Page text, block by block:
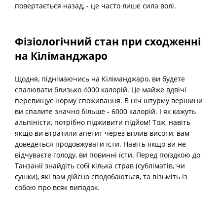
повертається назад, - це часто лише сила волі.
Фізіологічний стан при сходженні
на Кіліманджаро
Щодня, піднімаючись на Кіліманджаро, ви будете
спалювати близько 4000 калорій. Це майже вдвічі
перевищує норму споживання. В ніч штурму вершини
ви спалите значно більше - 6000 калорій. І як кажуть
альпіністи, потрібно підживити підйом! Тож, навіть
якщо ви втратили апетит через вплив висоти, вам
доведеться продовжувати їсти. Навіть якщо ви не
відчуваєте голоду, ви повинні їсти. Перед поїздкою до
Танзанії знайдіть собі кілька страв (субліматів, чи
сушки), які вам дійсно сподобаються, та візьміть із
собою про всяк випадок.